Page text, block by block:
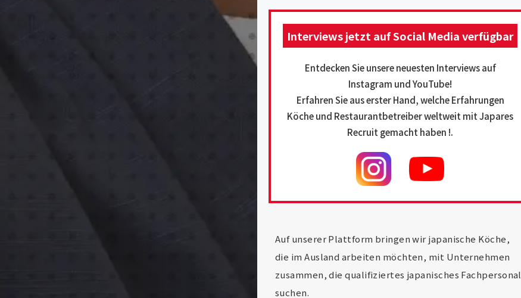
Interviews jetzt auf Social Media verfügbar
Entdecken Sie unsere neuesten Interviews auf
Instagram und YouTube!
Erfahren Sie aus erster Hand, welche Erfahrungen
Köche und Restaurantbetreiber weltweit mit Japares
Recruit gemacht haben !.
Auf unserer Plattform bringen wir japanische Köche,
die im Ausland arbeiten möchten, mit Unternehmen
zusammen, die qualifiziertes japanisches Fachpersonal
suchen.